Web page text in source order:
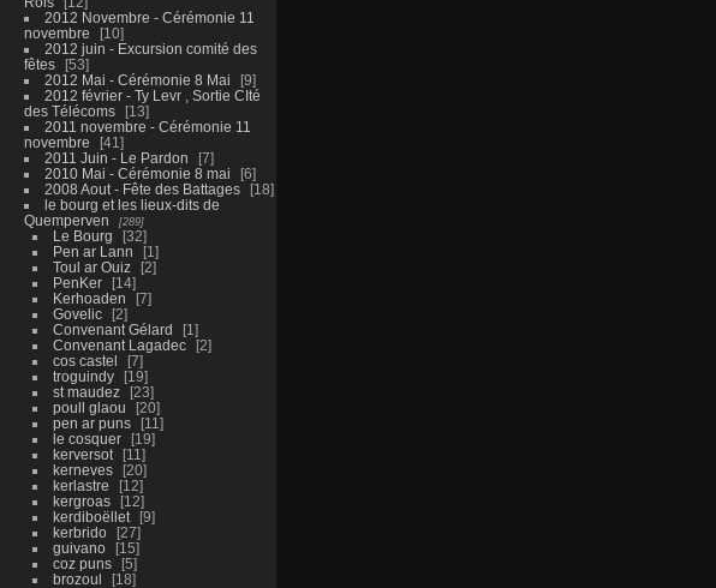
2012 Novembre - Cérémonie 11
novembre
10
2012 juin - Excursion comité des
fêtes
53
2012 Mai - Cérémonie 8 Mai
9
2012 février - Ty Levr , Sortie CIté
des Télécoms
13
2011 novembre - Cérémonie 11
novembre
41
2011 Juin - Le Pardon
7
2010 Mai - Cérémonie 8 mai
6
2008 Aout - Fête des Battages
18
le bourg et les lieux-dits de
Quemperven
289
Le Bourg
32
Pen ar Lann
1
Toul ar Ouiz
2
PenKer
14
Kerhoaden
7
Govelic
2
Convenant Gélard
1
Convenant Lagadec
2
cos castel
7
troguindy
19
st maudez
23
poull glaou
20
pen ar puns
11
le cosquer
19
kerversot
11
kerneves
20
kerlastre
12
kergroas
12
kerdiboëllet
9
kerbrido
27
guivano
15
coz puns
5
brozoul
18